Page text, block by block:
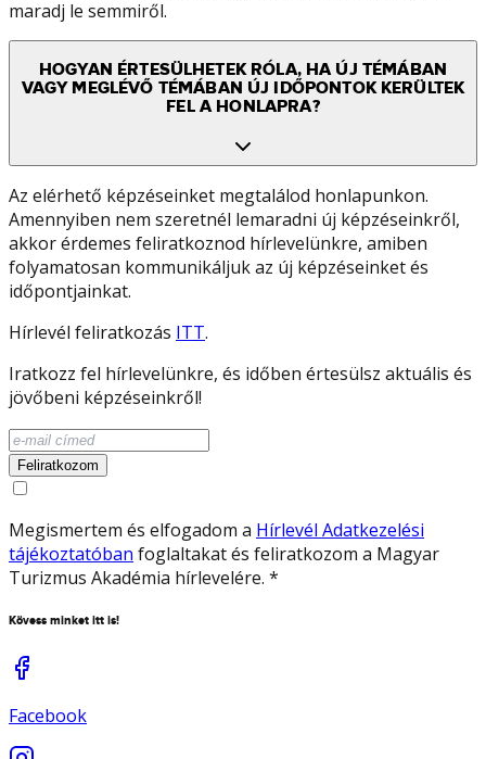
maradj le semmiről.
HOGYAN ÉRTESÜLHETEK RÓLA, HA ÚJ TÉMÁBAN
VAGY MEGLÉVŐ TÉMÁBAN ÚJ IDŐPONTOK KERÜLTEK
FEL A HONLAPRA?
Az elérhető képzéseinket megtalálod honlapunkon.
Amennyiben nem szeretnél lemaradni új képzéseinkről,
akkor érdemes feliratkoznod hírlevelünkre, amiben
folyamatosan kommunikáljuk az új képzéseinket és
időpontjainkat.
Hírlevél feliratkozás ITT.
Iratkozz fel hírlevelünkre, és időben értesülsz aktuális és
jövőbeni képzéseinkről!
Feliratkozom
Megismertem és elfogadom a Hírlevél Adatkezelési
tájékoztatóban foglaltakat és feliratkozom a Magyar
Turizmus Akadémia hírlevelére. *
Kövess minket itt is!
Facebook